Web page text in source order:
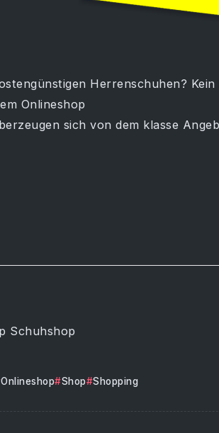
Herrenschuhen?
Onlineshop
sich von dem klasse
Schuhshop
Onlineshop Shop Shopping